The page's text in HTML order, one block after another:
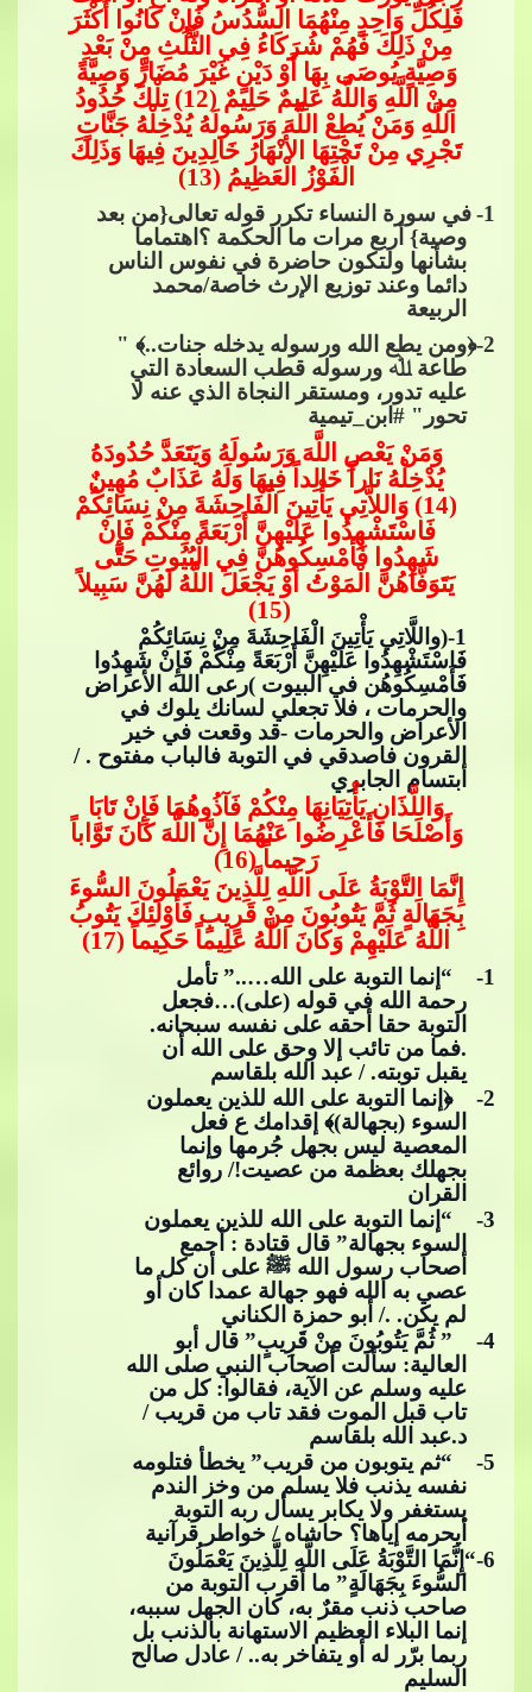
فَلِكُلِّ وَاحِدٍ مِنْهُمَا السُّدُسُ فَإِنْ كَانُوا أَكْثَرَ
مِنْ ذَلِكَ فَهُمْ شُرَكَاءُ فِي الثُّلُثِ مِنْ بَعْدِ
وَصِيَّةٍ يُوصَى بِهَا أَوْ دَيْنٍ غَيْرَ مُضَارٍّ وَصِيَّةً
مِنْ اللَّهِ وَاللَّهُ عَلِيمٌ حَلِيمٌ (12) تِلْكَ حُدُودُ
اللَّهِ وَمَنْ يُطِعْ اللَّهَ وَرَسُولَهُ يُدْخِلْهُ جَنَّاتٍ
تَجْرِي مِنْ تَحْتِهَا الأَنْهَارُ خَالِدِينَ فِيهَا وَذَلِكَ
الْفَوْزُ الْعَظِيمُ (13)
1
-في سورة النساء تكرر قوله تعالى{من بعد
وصية} أربع مرات ما الحكمة ؟اهتماما
بشأنها ولتكون حاضرة في نفوس الناس
دائما وعند توزيع الإرث خاصة/محمد
الربيعة
2-﴿ومن يطع الله ورسوله يدخله جنات..﴾ "
طاعة ﷲ ورسوله قطب السعادة التي
عليه تدور، ومستقر​​
النجاة الذي عنه لا
تحور"​​ #ابن_تيمية
وَمَنْ يَعْصِ اللَّهَ وَرَسُولَهُ وَيَتَعَدَّ حُدُودَهُ
يُدْخِلْهُ نَاراً خَالِداً فِيهَا وَلَهُ عَذَابٌ مُهِينٌ
(14) وَاللاَّتِي يَأْتِينَ الْفَ
احِشَةَ مِنْ نِسَائِكُمْ
فَاسْتَشْهِدُوا عَلَيْهِنَّ أَرْبَعَةً مِنْكُمْ فَإِنْ
شَهِدُوا فَأَمْسِكُوهُنَّ فِي الْبُيُوتِ حَتَّى
يَتَوَفَّاهُنَّ الْمَوْتُ أَوْ يَجْعَلَ اللَّهُ لَهُنَّ سَبِيلاً
(15)
1-(واللَّاتِي يَأْتِينَ الْفَاحِشَةَ مِنْ نِسَائِكُمْ
فَاسْتَشْهِدُوا عَلَيْهِنَّ أَرْبَعَةً مِنْكُمْ فَإِنْ شَهِدُوا
فَأَمْسِكُوهُن في البيوت )رعى الله الأعراض
والحرمات ، فلا تجعلي لسانك يلوك في
الأعراض والحرمات -قد وقعت في خير
القرون فاصدقي في التوبة فالباب مفتوح . /
أبتسام الجابري
وَاللَّذَانِ​​يَأْتِيَانِهَا مِنْكُمْ فَآذُوهُمَا فَإِنْ تَابَا
وَأَصْلَحَا فَأَعْرِضُوا عَنْهُمَا إِنَّ اللَّهَ كَانَ تَوَّاباً
رَحِيماً (16)
إِنَّمَا التَّوْبَةُ عَلَى اللَّهِ لِلَّذِينَ يَعْمَلُونَ السُّوءَ
بِجَهَالَةٍ ثُمَّ يَتُوبُونَ مِنْ قَرِيبٍ فَأُوْلَئِكَ يَتُوبُ
اللَّهُ عَلَيْهِمْ وَكَانَ اللَّهُ عَلِيماً حَكِيماً (17)
1- “إنما التوبة على الله…..” تأمل
رحمة الله في قوله (على)…فجعل
التوبة حقا أحقه على نفسه سبحانه.
.فما من تائب إلا وحق على الله أن
يقبل توبته. / عبد الله بلقاسم
2- ﴿إنما التوبة على الله للذين ​​ يعملون
السوء (بجهالة)﴾ إقدامك ع فعل
المعصية ليس بجهل جُرمها وإنما
بجهلك بعظمة من عصيت!/ روائع
القران
3- “إنما التوبة على الله للذين يعملون
السوء بجهالة” قال قتادة : أجمع
أصحاب رسول الله ﷺ على أن كل ما
عصي به الله فهو جهالة عمدا كان أو
لم يكن. ./ أبو​​ حمزة الكناني
4- ” ثُمَّ يَتُوبُونَ مِنْ قَرِيبٍ” قال أبو
العالية: سألت أصحاب النبي صلى الله
عليه وسلم عن الآية، فقالوا: كل من
تاب قبل الموت فقد تاب من قريب /
د.عبد الله بلقاسم
5- “ثم يتوبون من قريب” يخطأ فتلومه
نفسه يذنب فلا يسلم من وخز الندم
يستغفر​​ ولا يكابر يسأل ربه التوبة
أيحرمه إياها؟ حاشاه / خواطر قرآنية
6-“إِنَّمَا التَّوْبَةُ عَلَى اللَّهِ لِلَّذِينَ يَعْمَلُونَ
السُّوءَ بِجَهَالَةٍ” ما أقرب التوبة من
صاحب ذنب مقرٌ به، كان الجهل سببه،
إنما البلاء العظيم الاستهانة بالذنب بل
ربما برّر له أو يتفاخر به.. / عادل صالح
السليم